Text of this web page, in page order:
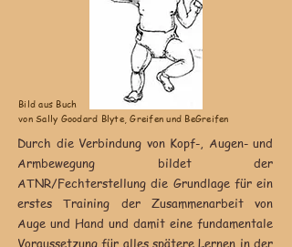
Bild aus Buch
von Sally Goodard Blyte, Greifen und BeGreifen
Durch die Verbindung von Kopf-, Augen- und
Armbewegung bildet der
ATNR/Fechterstellung die Grundlage für ein
erstes Training der Zusammenarbeit von
Auge und Hand und damit eine fundamentale
Voraussetzung für alles spätere Lernen in der